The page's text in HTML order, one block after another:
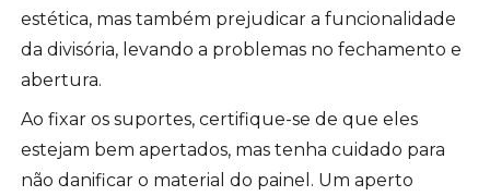
estética, mas também prejudicar a funcionalidade
da divisória, levando a problemas no fechamento e
abertura.
Ao fixar os suportes, certifique-se de que eles
estejam bem apertados, mas tenha cuidado para
não danificar o material do painel. Um aperto